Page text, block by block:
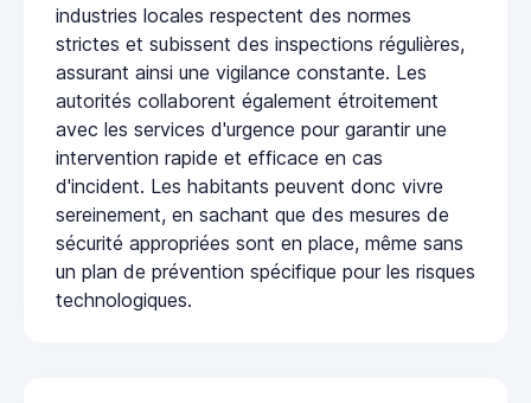
industries locales respectent des normes
strictes et subissent des inspections régulières,
assurant ainsi une vigilance constante. Les
autorités collaborent également étroitement
avec les services d'urgence pour garantir une
intervention rapide et efficace en cas
d'incident. Les habitants peuvent donc vivre
sereinement, en sachant que des mesures de
sécurité appropriées sont en place, même sans
un plan de prévention spécifique pour les risques
technologiques.